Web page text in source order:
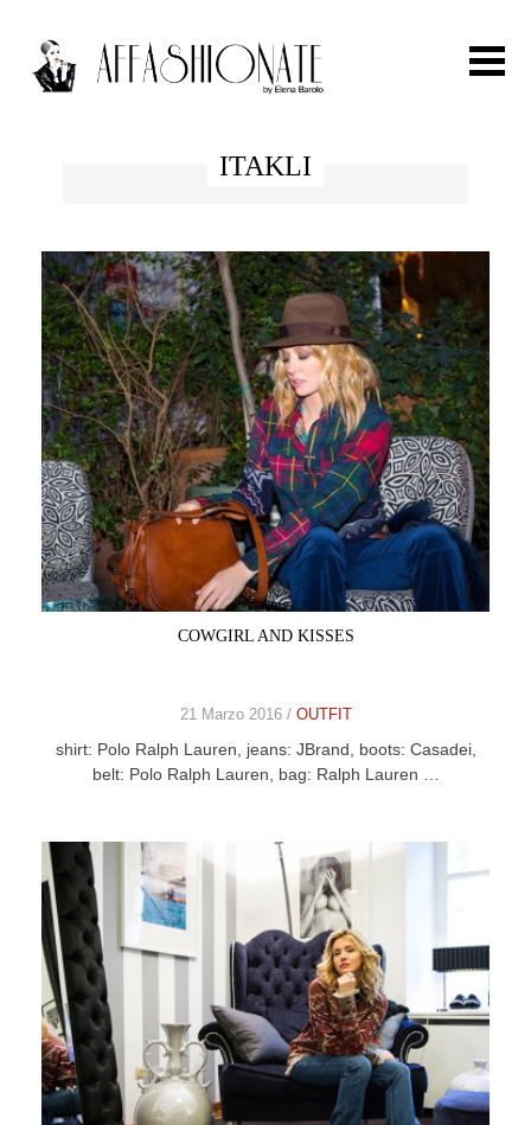
FASHION
OUTFIT
BEAUTY
TRAVEL
PARTIES
CELEB
CONTACT
HOME
ITAKLI
COWGIRL AND KISSES
21 Marzo 2016 / OUTFIT
shirt: Polo Ralph Lauren, jeans: JBrand, boots: Casadei,
belt: Polo Ralph Lauren, bag: Ralph Lauren …